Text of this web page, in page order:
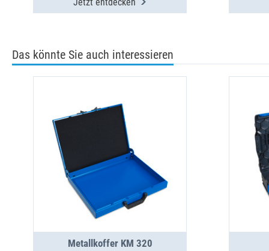
Das könnte Sie auch interessieren
Metallkoffer KM 320